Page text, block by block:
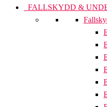
FALLSKYDD &